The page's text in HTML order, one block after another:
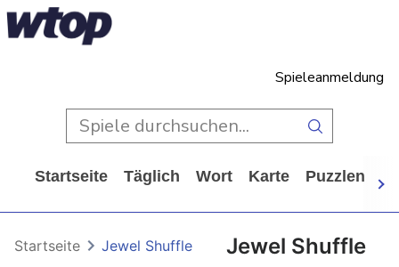
Spieleanmeldung
Startseite Täglich Wort Karte Puzzlen
Jewel Shuffle
Startseite Jewel Shuffle